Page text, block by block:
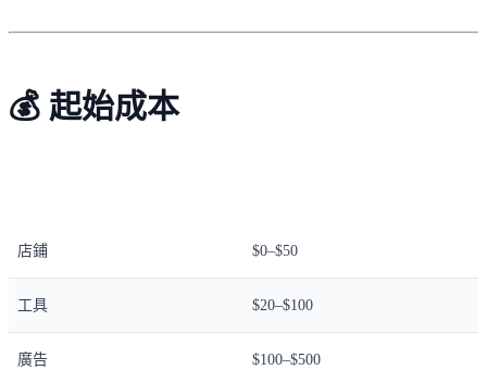
💰 起始成本
店鋪 $0–$50
工具 $20–$100
廣告 $100–$500